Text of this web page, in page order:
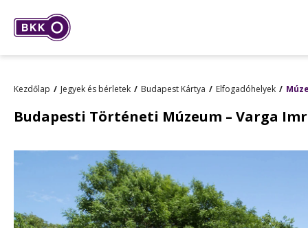
Kezdőlap Jegyek és bérletek Budapest Kártya Elfogadóhelyek
Budapesti Történeti Múzeum – Varga